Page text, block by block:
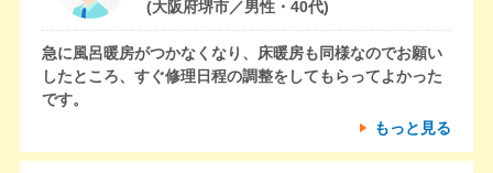
(大阪府堺市／男性・40代)
急に風呂暖房がつかなくなり、床暖房も同様なのでお願い
したところ、すぐ修理日程の調整をしてもらってよかった
です。
もっと見る